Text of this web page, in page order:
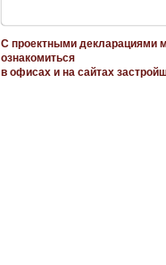
С проектными декларациями
ознакомиться
в офисах и на сайтах